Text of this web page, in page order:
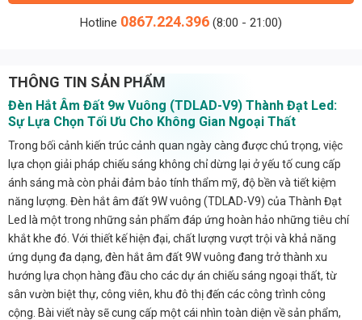
Hotline 0867.224.396 (8:00 - 21:00)
THÔNG TIN SẢN PHẨM
Đèn Hắt Âm Đất 9w Vuông (TDLAD-V9) Thành Đạt Led:
Sự Lựa Chọn Tối Ưu Cho Không Gian Ngoại Thất
Trong bối cảnh kiến trúc cảnh quan ngày càng được chú trọng, việc
lựa chọn giải pháp chiếu sáng không chỉ dừng lại ở yếu tố cung cấp
ánh sáng mà còn phải đảm bảo tính thẩm mỹ, độ bền và tiết kiệm
năng lượng. Đèn hắt âm đất 9W vuông (TDLAD-V9) của Thành Đạt
Led là một trong những sản phẩm đáp ứng hoàn hảo những tiêu chí
khắt khe đó. Với thiết kế hiện đại, chất lượng vượt trội và khả năng
ứng dụng đa dạng, đèn hắt âm đất 9W vuông đang trở thành xu
hướng lựa chọn hàng đầu cho các dự án chiếu sáng ngoại thất, từ
sân vườn biệt thự, công viên, khu đô thị đến các công trình công
cộng. Bài viết này sẽ cung cấp một cái nhìn toàn diện về sản phẩm,